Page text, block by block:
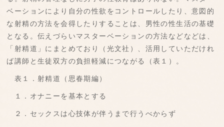
ベーションにより自分の性欲をコントロールしたり、意図的
な射精の方法を会得したりすることは、男性の性生活の基礎
となる。伝えづらいマスターベーションの方法などなどは、
「射精道」にまとめており（光文社）、活用していただけれ
ば講師と生徒双方の負担軽減につながる（表１）。
表１．射精道（思春期編）
１．オナニーを基本とする
２．セックスは心技体が伴うまで行うべからず